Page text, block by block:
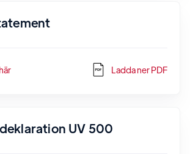
Ladda ner PDF
UV 500